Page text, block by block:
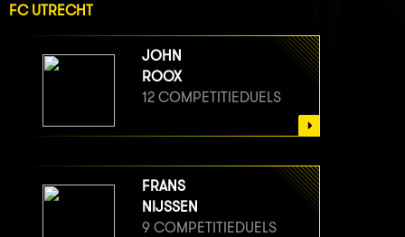
FC UTRECHT
JOHN
ROOX
12 COMPETITIEDUELS
FRANS
NIJSSEN
9 COMPETITIEDUELS